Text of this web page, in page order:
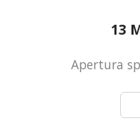
13
Apertura